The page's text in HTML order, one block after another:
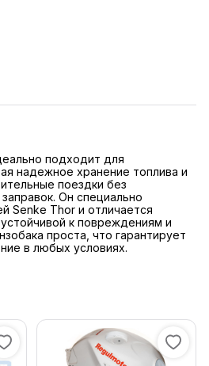
подходит для
надежное хранение топлива и
поездки без
Он специально
Senke Thor и отличается
к повреждениям и
проста, что гарантирует
в любых условиях.